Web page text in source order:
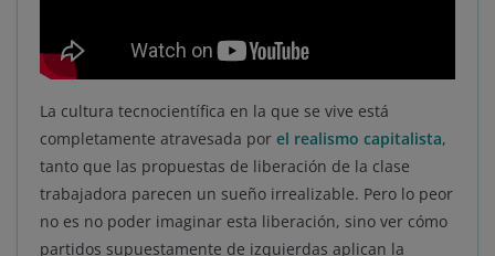
La cultura tecnocientífica en la que se vive está
completamente atravesada por el realismo capitalista,
tanto que las propuestas de liberación de la clase
trabajadora parecen un sueño irrealizable. Pero lo peor
no es no poder imaginar esta liberación, sino ver cómo
partidos supuestamente de izquierdas aplican la